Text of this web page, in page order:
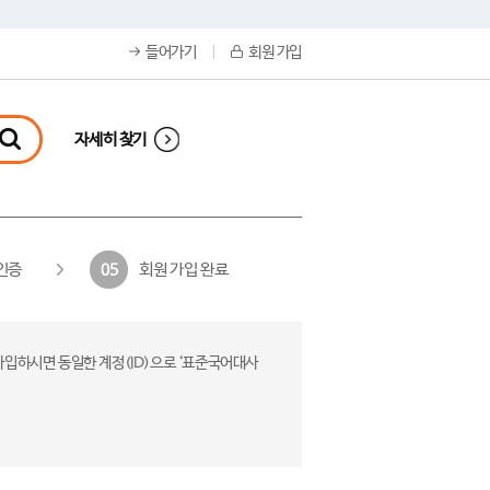
들어가기 회원 가입
자세히 찾기
증 05 회원 가입 완료
하시면 동일한 계정(ID)으로 ‘표준국어대사